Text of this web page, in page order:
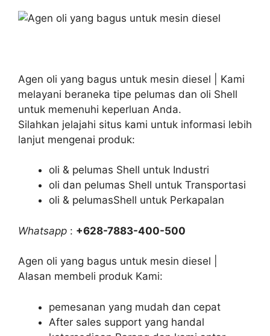
Agen oli yang bagus untuk mesin diesel | Kami
melayani beraneka tipe pelumas dan oli Shell
untuk memenuhi keperluan Anda.
Silahkan jelajahi situs kami untuk informasi lebih
lanjut mengenai produk:
oli & pelumas Shell untuk Industri
oli dan pelumas Shell untuk Transportasi
oli & pelumasShell untuk Perkapalan
Whatsapp : +628-7883-400-500
Agen oli yang bagus untuk mesin diesel |
Alasan membeli produk Kami:
pemesanan yang mudah dan cepat
After sales support yang handal